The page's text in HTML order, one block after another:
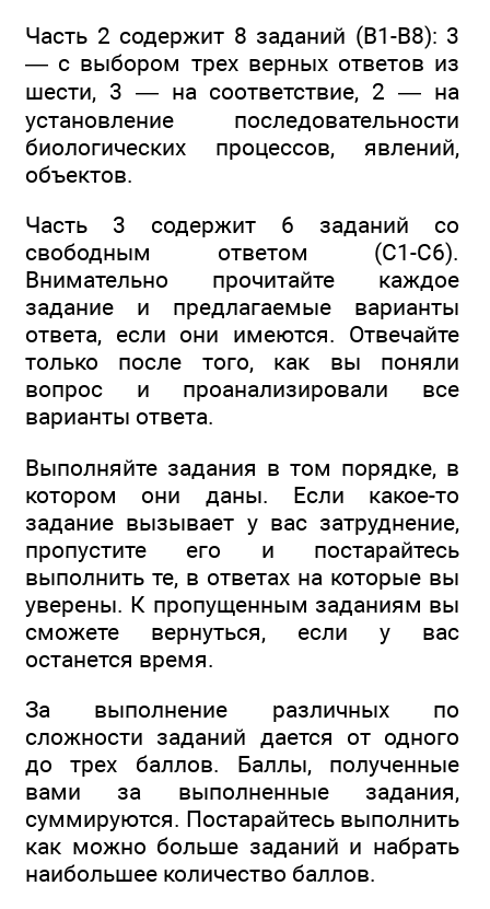
Часть 2 содержит 8 заданий (В1-В8): 3
— с выбором трех верных ответов из
шести, 3 — на соответствие, 2 — на
установление последовательности
биологических процессов, явлений,
объектов.
Часть 3 содержит 6 заданий со
свободным ответом (С1-С6).
Внимательно прочитайте каждое
задание и предлагаемые варианты
ответа, если они имеются. Отвечайте
только после того, как вы поняли
вопрос и проанализировали все
варианты ответа.
Выполняйте задания в том порядке, в
котором они даны. Если какое-то
задание вызывает у вас затруднение,
пропустите его и постарайтесь
выполнить те, в ответах на которые вы
уверены. К пропущенным заданиям вы
сможете вернуться, если у вас
останется время.
За выполнение различных по
сложности заданий дается от одного
до трех баллов. Баллы, полученные
вами за выполненные задания,
суммируются. Постарайтесь выполнить
как можно больше заданий и набрать
наибольшее количество баллов.